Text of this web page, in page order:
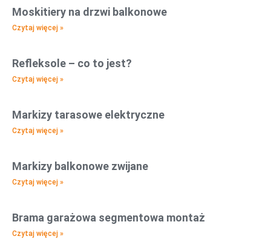
Moskitiery na drzwi balkonowe
Czytaj więcej »
Refleksole – co to jest?
Czytaj więcej »
Markizy tarasowe elektryczne
Czytaj więcej »
Markizy balkonowe zwijane
Czytaj więcej »
Brama garażowa segmentowa montaż
Czytaj więcej »